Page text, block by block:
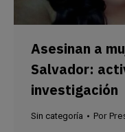
Asesinan a
Salvador:
investigación
Sin categoría Por